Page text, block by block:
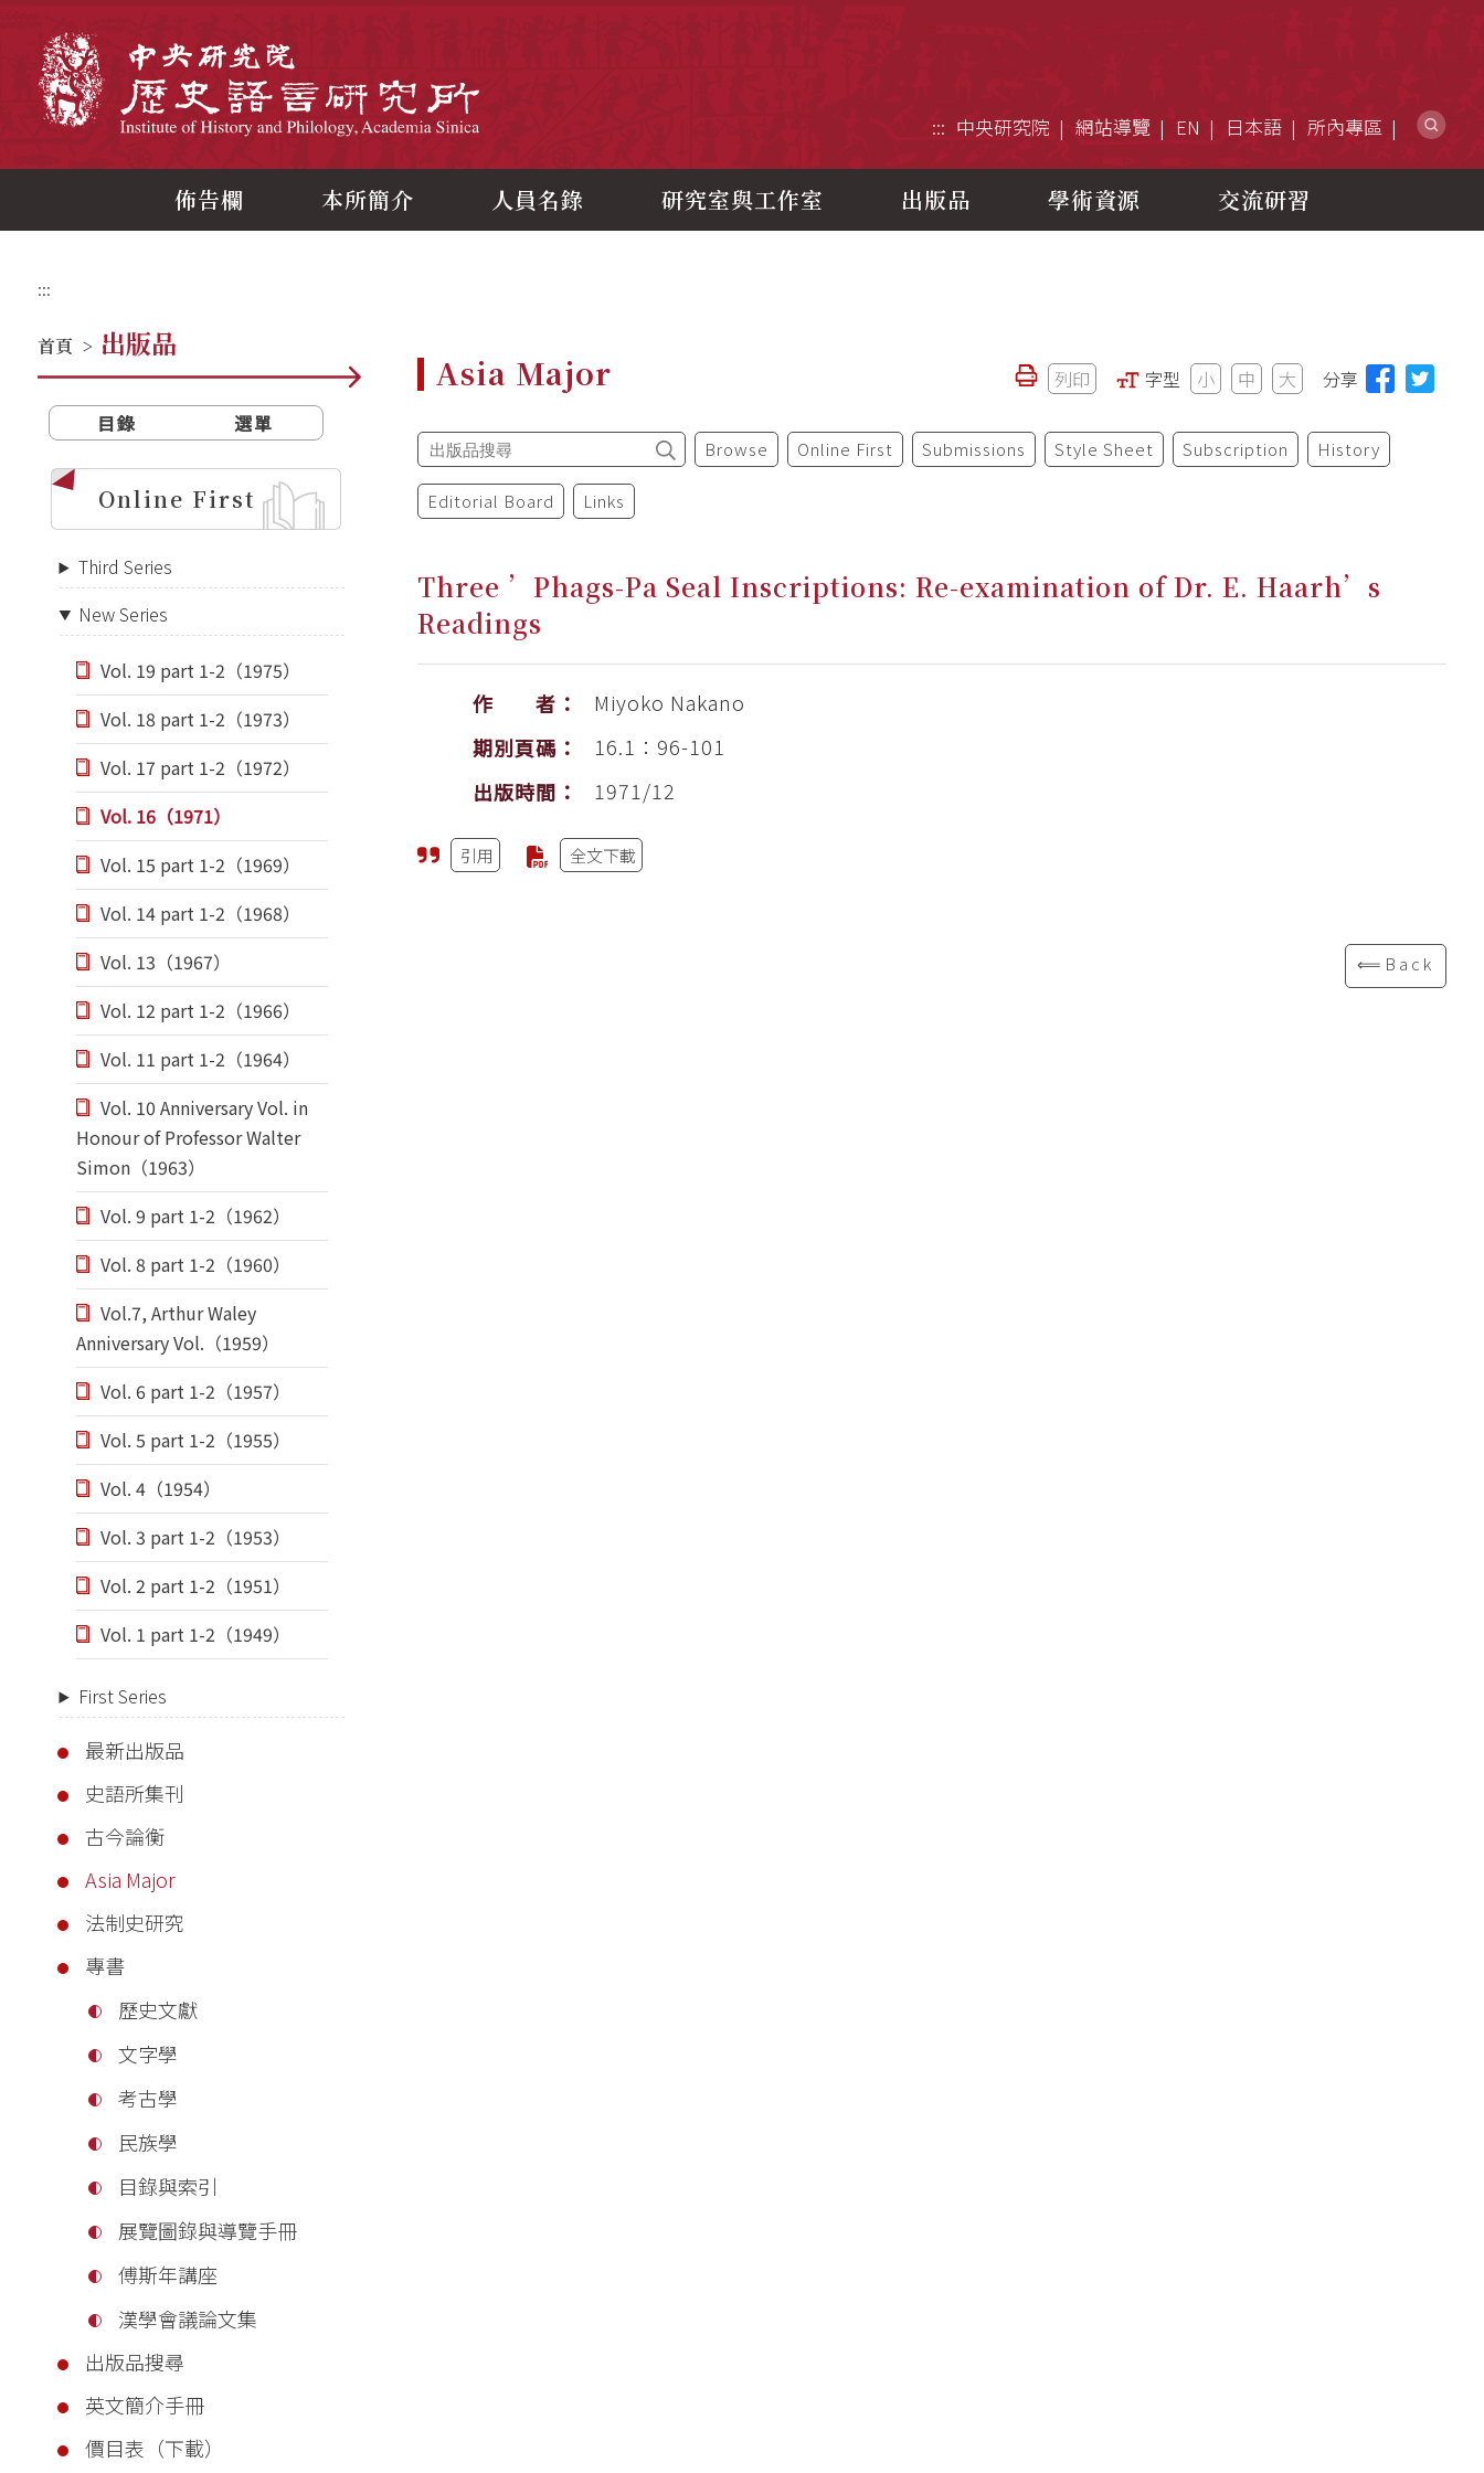
::: 中央研究院 網站導覽 EN 日本語 所內專區
佈告欄 本所簡介 人員名錄 研究室與工作室 出版品 學術資源 交流研習
:::
首頁 > 出版品
目錄 選單
Online First
Third Series
New Series
Vol. 19 part 1-2（1975）
Vol. 18 part 1-2（1973）
Vol. 17 part 1-2（1972）
Vol. 16（1971）
Vol. 15 part 1-2（1969）
Vol. 14 part 1-2（1968）
Vol. 13（1967）
Vol. 12 part 1-2（1966）
Vol. 11 part 1-2（1964）
Vol. 10 Anniversary Vol. in
Honour of Professor Walter
Simon（1963）
Vol. 9 part 1-2（1962）
Vol. 8 part 1-2（1960）
Vol.7, Arthur Waley
Anniversary Vol.（1959）
Vol. 6 part 1-2（1957）
Vol. 5 part 1-2（1955）
Vol. 4（1954）
Vol. 3 part 1-2（1953）
Vol. 2 part 1-2（1951）
Vol. 1 part 1-2（1949）
First Series
最新出版品
史語所集刊
古今論衡
Asia Major
法制史研究
專書
歷史文獻
文字學
考古學
民族學
目錄與索引
展覽圖錄與導覽手冊
傅斯年講座
漢學會議論文集
出版品搜尋
英文簡介手冊
價目表（下載）
Asia Major 列印 字型 小 中 大 分享
Browse Online First Submissions Style Sheet Subscription History
Editorial Board Links
Three ’Phags-Pa Seal Inscriptions: Re-examination of Dr. E. Haarh’s
Readings
作 者：
Miyoko Nakano
期別頁碼：
16.1：96-101
出版時間：
1971/12
引用 全文下載
⟸Back